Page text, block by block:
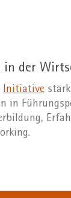
in der
Initiative
in